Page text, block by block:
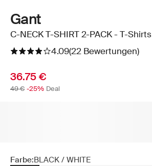
Gant
C-NECK T-SHIRT 2-PACK - T-Shirts
4.09(22 Bewertungen)
36.75 €
49 € -25% Deal
Farbe:BLACK / WHITE